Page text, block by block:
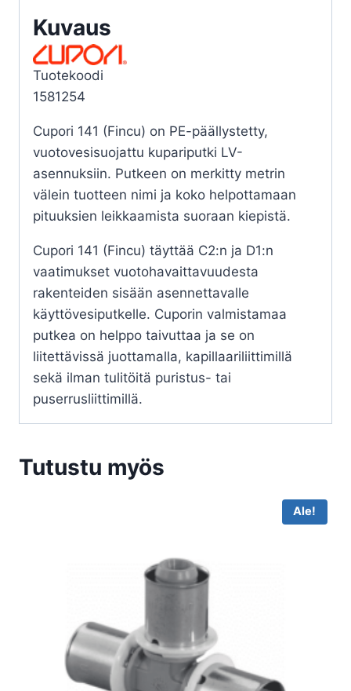
määrä
Kuvaus
Tuotekoodi
1581254
Cupori 141 (Fincu) on PE-päällystetty,
vuotovesisuojattu kupariputki LV-
asennuksiin. Putkeen on merkitty metrin
välein tuotteen nimi ja koko helpottamaan
pituuksien leikkaamista suoraan kiepistä.
Cupori 141 (Fincu) täyttää C2:n ja D1:n
vaatimukset vuotohavaittavuudesta
rakenteiden sisään asennettavalle
käyttövesiputkelle. Cuporin valmistamaa
putkea on helppo taivuttaa ja se on
liitettävissä juottamalla, kapillaariliittimillä
sekä ilman tulitöitä puristus- tai
puserrusliittimillä.
Tutustu myös
Ale!